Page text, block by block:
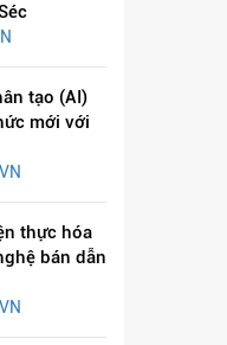
tạo (AI)
mới với
thực hóa
bán dẫn